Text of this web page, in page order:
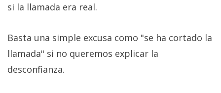
si la llamada era real.
Basta una simple excusa como "se ha cortado la
llamada" si no queremos explicar la
desconfianza.